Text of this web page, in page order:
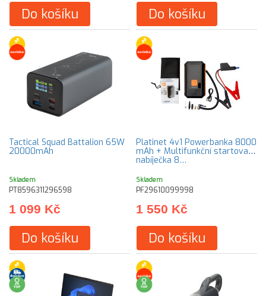
Do košíku Do košíku
Tactical Squad Battalion 65W
20000mAh
Skladem
PT8596311296598
1 099 Kč
Do košíku
Platinet 4v1 Powerbanka 8000
mAh + Multifunkční startovací
nabíječka 8…
Skladem
PF29610099998
1 550 Kč
Do košíku